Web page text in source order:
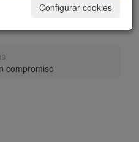
compromiso
Configurar cookies